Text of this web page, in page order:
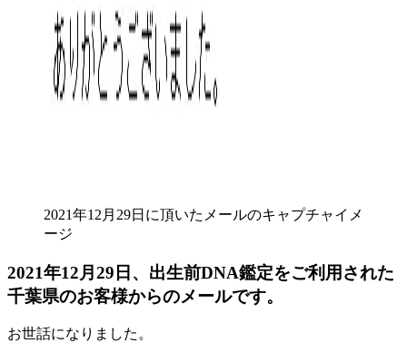
2021年12月29日に頂いたメールのキャプチャイメ
ージ
2021年12月29日、出生前DNA鑑定をご利用された
千葉県のお客様からのメールです。
お世話になりました。